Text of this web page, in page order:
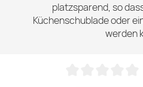
platzsparend, so
Küchenschublade oder
werden